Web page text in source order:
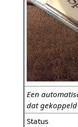
Een
dat
Status